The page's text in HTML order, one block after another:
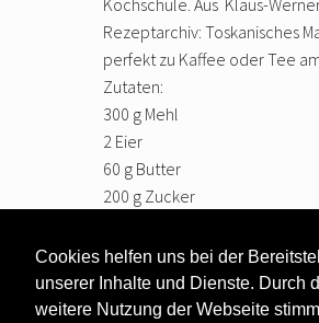
Cookies helfen uns bei der
unserer Inhalte und Dienste. Durch
weitere Nutzung der Webseite
Rezeptarchiv: Toskanisches
perfekt zu Kaffee oder Tee
Zutaten:
300 g Mehl
2 Eier
60 g Butter
200 g Zucker
Abrieb einer Bio-Zitrone
100 g Mandeln gehackt
75… weiter lesen